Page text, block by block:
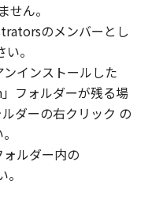
ネットワークを
ー上で、かかる
て「本ソフトウ
ますが、かかる
約書上の義務お
、その履行に関
ます。
て「本ソフトウ
アップとして、
製することがで
せん。
のメンバーとし
。
インストールした
フォルダーが残る場
ダーの右クリック の
ルダー内の